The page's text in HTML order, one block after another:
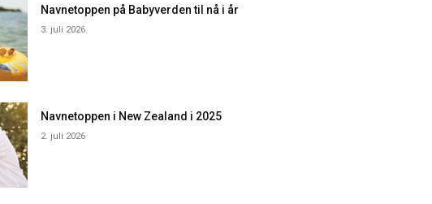
Navnetoppen på Babyverden til nå i år
3. juli 2026
Navnetoppen i New Zealand i 2025
2. juli 2026